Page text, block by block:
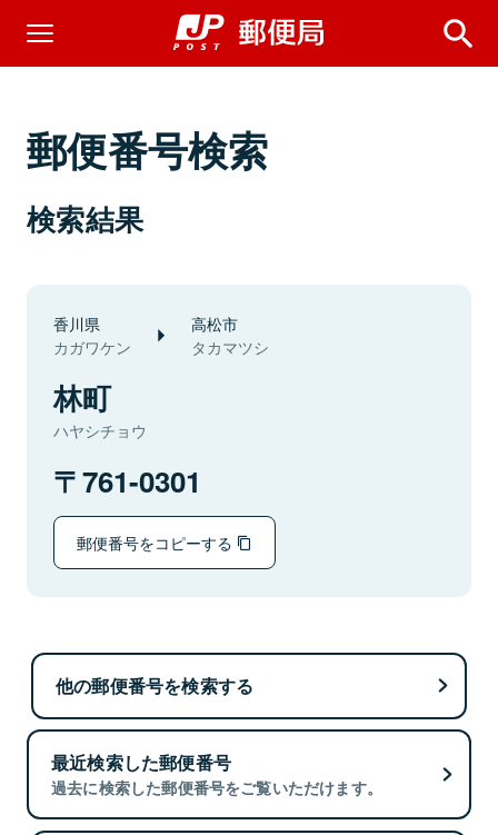
郵便番号検索
検索結果
香川県
カガワケン
高松市
タカマツシ
林町
ハヤシチョウ
761-0301
郵便番号をコピーする
他の郵便番号を検索する
最近検索した郵便番号
過去に検索した郵便番号をご覧いただけます。